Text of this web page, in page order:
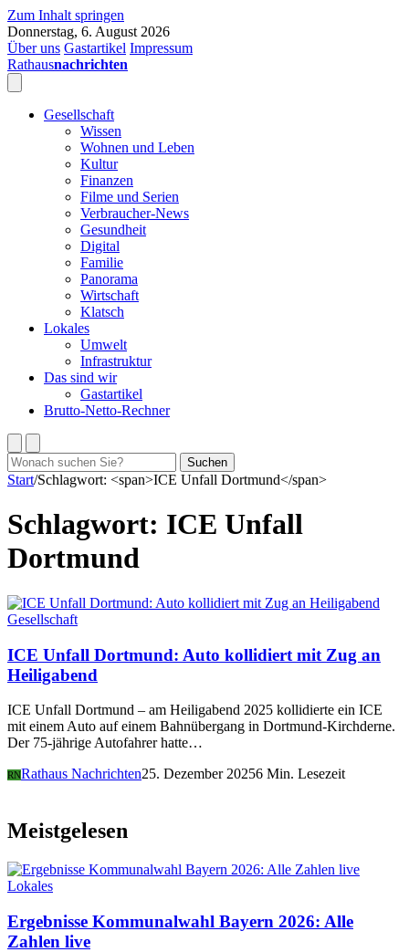
Zum Inhalt springen
Donnerstag, 6. August 2026
Über uns Gastartikel Impressum
Rathausnachrichten
Gesellschaft
Wissen
Wohnen und Leben
Kultur
Finanzen
Filme und Serien
Verbraucher-News
Gesundheit
Digital
Familie
Panorama
Wirtschaft
Klatsch
Lokales
Umwelt
Infrastruktur
Das sind wir
Gastartikel
Brutto-Netto-Rechner
Suchen
nach:
Suchen
Start/Schlagwort: <span>ICE Unfall Dortmund</span>
Schlagwort: ICE Unfall
Dortmund
Gesellschaft
ICE Unfall Dortmund: Auto kollidiert mit Zug an
Heiligabend
ICE Unfall Dortmund – am Heiligabend 2025 kollidierte ein ICE
mit einem Auto auf einem Bahnübergang in Dortmund-Kirchderne.
Der 75-jährige Autofahrer hatte…
RNRathaus Nachrichten25. Dezember 20256 Min. Lesezeit
Meistgelesen
Lokales
Ergebnisse Kommunalwahl Bayern 2026: Alle
Zahlen live